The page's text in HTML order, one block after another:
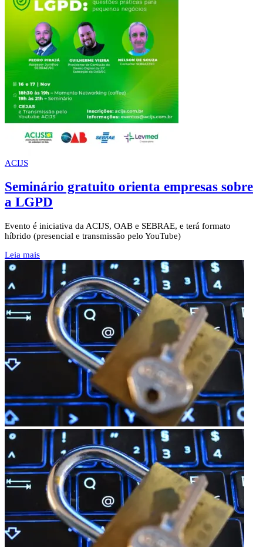
ACIJS
Seminário gratuito orienta empresas sobre
a LGPD
Evento é iniciativa da ACIJS, OAB e SEBRAE, e terá formato
híbrido (presencial e transmissão pelo YouTube)
Leia mais